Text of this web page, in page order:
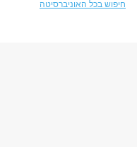
חיפוש בכל האוניברסיטה